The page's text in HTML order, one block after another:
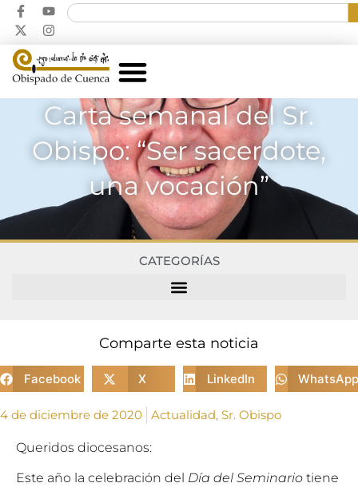
Carta semanal del Sr.
Obispo: “Ser sacerdote,
una vocación”
CATEGORÍAS
Comparte esta noticia
Facebook X LinkedIn WhatsApp
4 de diciembre de 2020 Actualidad, Sr. Obispo
Queridos diocesanos:
Este año la celebración del Día del Seminario tiene